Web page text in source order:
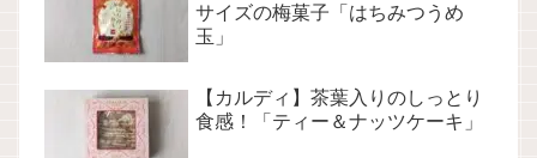
サイズの梅菓子「はちみつうめ
玉」
【カルディ】茶葉入りのしっとり
食感！「ティー＆ナッツケーキ」